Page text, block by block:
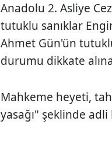
Anadolu 2. Asliye
tutuklu sanıklar
Ahmet Gün'ün
durumu dikkate
Mahkeme heyeti,
yasağı" şeklinde